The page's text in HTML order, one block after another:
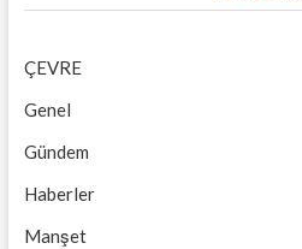
ÇEVRE
Genel
Gündem
Haberler
Manşet